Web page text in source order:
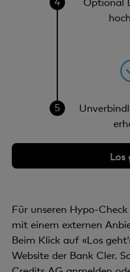
Los
Für unseren Hypo-
mit einem externen
Beim Klick auf «Los
Website der Bank Cler.